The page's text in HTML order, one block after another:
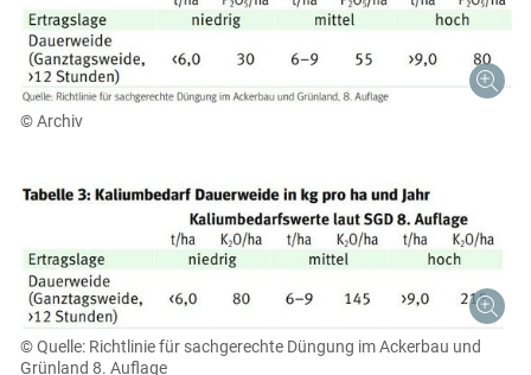
© Archiv
© Quelle: Richtlinie für sachgerechte Düngung im Ackerbau und
Grünland 8. Auflage